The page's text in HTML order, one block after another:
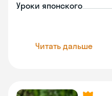
Уроки японского
Читать дальше